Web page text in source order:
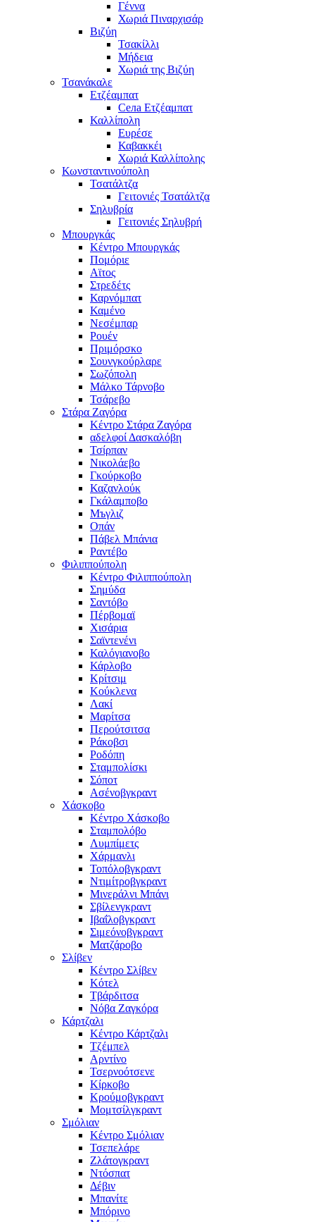
Γέννα
Χωριά Πιναρχισάρ
Βιζύη
Τσακίλλι
Μήδεια
Χωριά της Βιζύη
Τσανάκαλε
Ετζέαμπατ
Села Ετζέαμπατ
Καλλίπολη
Ευρέσε
Καβακκέι
Χωριά Καλλίπολης
Κωνσταντινούπολη
Τσατάλτζα
Γειτονιές Τσατάλτζα
Σηλυβρία
Γειτονιές Σηλυβρή
Μπουργκάς
Κέντρο Μπουργκάς
Πομόριε
Αϊτος
Στρεδέτς
Καρνόμπατ
Καμένο
Νεσέμπαρ
Ρουέν
Πριμόρσκο
Σουνγκούρλαρε
Σωζόπολη
Μάλκο Τάρνοβο
Τσάρεβο
Στάρα Ζαγόρα
Κέντρο Στάρα Ζαγόρα
αδελφοί Δασκαλόβη
Τσίρπαν
Νικολάεβο
Γκούρκοβο
Καζανλούκ
Γκάλαμποβο
Μъγλιζ
Οπάν
Πάβελ Μπάνια
Ραντέβο
Φιλιππούπολη
Κέντρο Φιλιππούπολη
Σημύδα
Σαντόβο
Πέρβομαϊ
Χισάρια
Σαϊντενένι
Καλόγιανοβο
Κάρλοβο
Κρίτσιμ
Κούκλενα
Λακί
Μαρίτσα
Περούτσιτσα
Ράκοβσι
Ροδόπη
Σταμπολίσκι
Σόποτ
Ασένοβγκραντ
Χάσκοβο
Κέντρο Χάσκοβο
Σταμπολόβο
Λυμπίμετς
Χάρμανλι
Τοπόλοβγκραντ
Ντιμίτροβγκραντ
Μινεράλνι Μπάνι
Σβίλενγκραντ
Ιβαΐλοβγκραντ
Σιμεόνοβγκραντ
Ματζάροβο
Σλίβεν
Κέντρο Σλίβεν
Κότελ
Τβάρδιτσα
Νόβα Ζαγκόρα
Κάρτζαλι
Κέντρο Κάρτζαλι
Τζέμπελ
Αρντίνο
Τσερνοότσενε
Κίρκοβο
Κρούμοβγκραντ
Μομτσίλγκραντ
Σμόλιαν
Κέντρο Σμόλιαν
Τσεπελάρε
Ζλάτογκραντ
Ντόσπατ
Δέβιν
Μπανίτε
Μπόρινο